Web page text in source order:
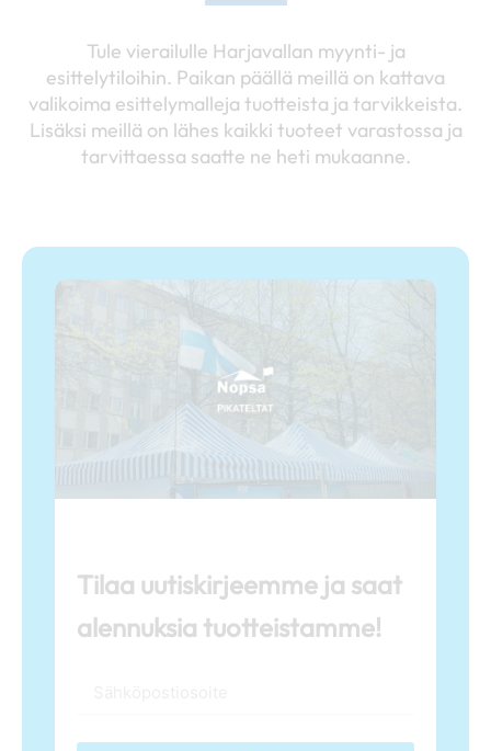
Tule vierailulle Harjavallan myynti- ja
esittelytiloihin. Paikan päällä meillä on kattava
valikoima esittelymalleja tuotteista ja tarvikkeista.
Lisäksi meillä on lähes kaikki tuoteet varastossa ja
tarvittaessa saatte ne heti mukaanne.
Tilaa uutiskirjeemme ja saat
alennuksia tuotteistamme!